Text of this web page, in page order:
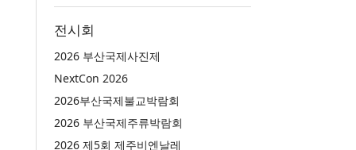
전시회
2026 부산국제사진제
NextCon 2026
2026부산국제불교박람회
2026 부산국제주류박람회
2026 제5회 제주비엔날레